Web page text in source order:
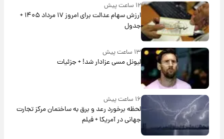
۱۲ ساعت پیش
ارزش سهام عدالت برای امروز ۱۷ مرداد ۱۴۰۵ +
جدول
۱۳ ساعت پیش
لیونل مسی عزادار شد! + جزئیات
۱۶ ساعت پیش
لحظه برخورد رعد و برق به ساختمان مرکز تجارت
جهانی در آمریکا + فیلم